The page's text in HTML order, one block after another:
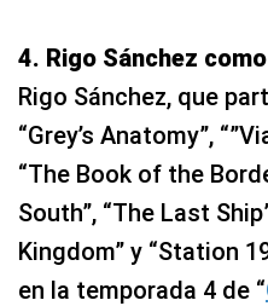
4. Rigo Sánchez
Rigo Sánchez, que
“Grey’s Anatomy”,
“The Book of the
South”, “The Last
Kingdom” y “Station
en la temporada 4 de “